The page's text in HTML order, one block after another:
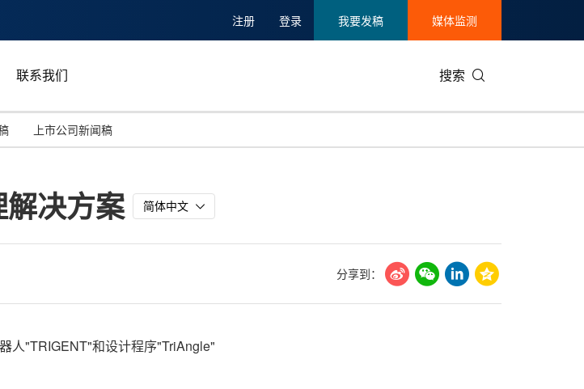
注册 登录 我要发稿 媒体监测
联系我们 搜索
投资并购
美国临床肿瘤学会(ASCO)
能源化工与环保
马来西亚
上市公司新闻稿
决方案 简体中文
分享到：
"TRIGENT"和设计程序"TriAngle"